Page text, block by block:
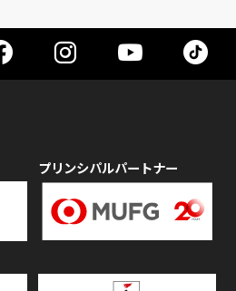
プリンシパルパートナー